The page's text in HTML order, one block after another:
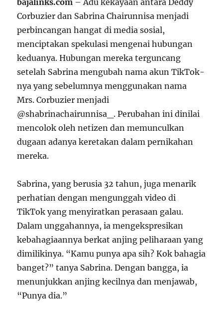
bajalinks.com – Adu kekayaan antara Deddy
Corbuzier dan Sabrina Chairunnisa menjadi
perbincangan hangat di media sosial,
menciptakan spekulasi mengenai hubungan
keduanya. Hubungan mereka terguncang
setelah Sabrina mengubah nama akun TikTok-
nya yang sebelumnya menggunakan nama
Mrs. Corbuzier menjadi
@shabrinachairunnisa_. Perubahan ini dinilai
mencolok oleh netizen dan memunculkan
dugaan adanya keretakan dalam pernikahan
mereka.
Sabrina, yang berusia 32 tahun, juga menarik
perhatian dengan mengunggah video di
TikTok yang menyiratkan perasaan galau.
Dalam unggahannya, ia mengekspresikan
kebahagiaannya berkat anjing peliharaan yang
dimilikinya. “Kamu punya apa sih? Kok bahagia
banget?” tanya Sabrina. Dengan bangga, ia
menunjukkan anjing kecilnya dan menjawab,
“Punya dia.”